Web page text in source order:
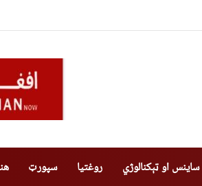
ساینس او ټېکنالوژي روغتیا سپورټ